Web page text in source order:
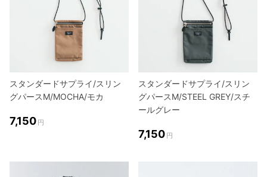
スタンダードサプライ/スリン
グパースM/MOCHA/モカ
7,150 円
スタンダードサプライ/スリン
グパースM/STEEL GREY/スチ
ールグレー
7,150 円